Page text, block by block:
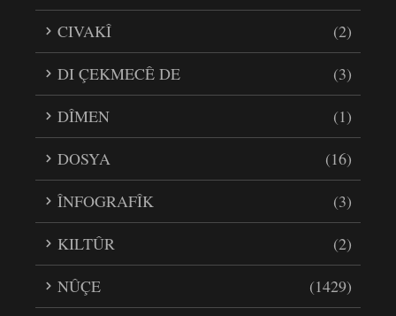
CIVAKÎ
(2)
DI ÇEKMECÊ DE
(3)
DÎMEN
(1)
DOSYA
(16)
ÎNFOGRAFÎK
(3)
KILTÛR
(2)
NÛÇE
(1429)